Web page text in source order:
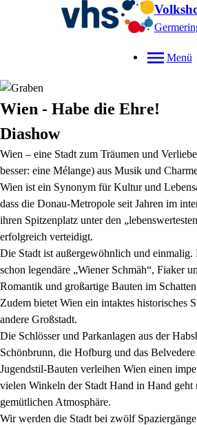
Menü
Wien - Habe die Ehre!
Diashow
Wien – eine Stadt zum Träumen und
besser: eine Mélange) aus Musik und
Wien ist ein Synonym für Kultur und
dass die Donau-Metropole seit Jahren im
ihren Spitzenplatz unter den
erfolgreich verteidigt.
Die Stadt ist außergewöhnlich und einmalig.
schon legendäre „Wiener Schmäh“, Fiaker
Romantik und großartige Bauten im Schatten
Zudem bietet Wien ein intaktes historisches
andere Großstadt.
Die Schlösser und Parkanlagen aus der
Schönbrunn, die Hofburg und das
Jugendstil-Bauten verleihen Wien einen
vielen Winkeln der Stadt Hand in Hand geht
gemütlichen Atmosphäre.
Wir werden die Stadt bei zwölf